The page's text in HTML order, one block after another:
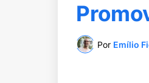
Por Emílio